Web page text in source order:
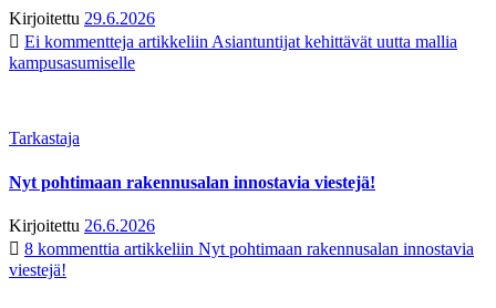
Kirjoitettu 29.6.2026
Ei kommentteja artikkeliin Asiantuntijat kehittävät uutta mallia
kampusasumiselle
Tarkastaja
Nyt pohtimaan rakennusalan innostavia viestejä!
Kirjoitettu 26.6.2026
8 kommenttia artikkeliin Nyt pohtimaan rakennusalan innostavia
viestejä!